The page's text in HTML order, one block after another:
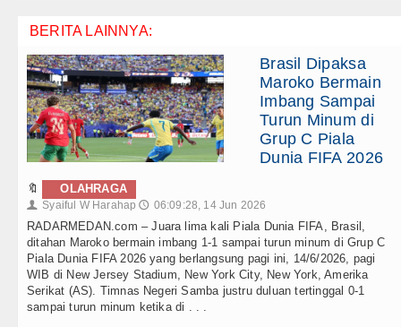
BERITA LAINNYA:
Brasil Dipaksa
Maroko Bermain
Imbang Sampai
Turun Minum di
Grup C Piala
Dunia FIFA 2026
🔖 OLAHRAGA
👤 Syaiful W Harahap 🕔 06:09:28, 14 Jun 2026
RADARMEDAN.com – Juara lima kali Piala Dunia FIFA, Brasil,
ditahan Maroko bermain imbang 1-1 sampai turun minum di Grup C
Piala Dunia FIFA 2026 yang berlangsung pagi ini, 14/6/2026, pagi
WIB di New Jersey Stadium, New York City, New York, Amerika
Serikat (AS). Timnas Negeri Samba justru duluan tertinggal 0-1
sampai turun minum ketika di . . .